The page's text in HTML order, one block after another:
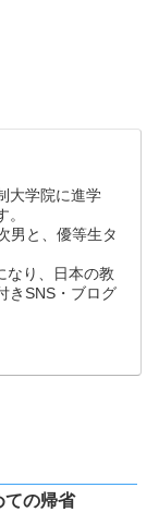
大学院に進学
男と、優等生タ
なり、日本の教
きSNS・ブログ
ての帰省